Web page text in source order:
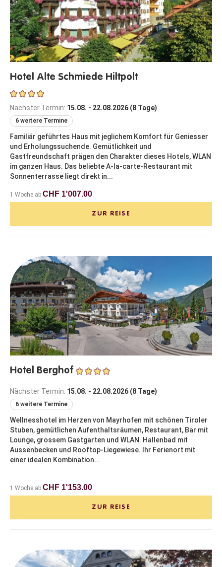
Hotel Alte Schmiede Hiltpolt
Nächster Termin: 15.08. - 22.08.2026 (8 Tage)
6 weitere Termine
Familiär geführtes Haus mit jeglichem Komfort für Geniesser
und Erholungssuchende. Gemütlichkeit und
Gastfreundschaft prägen den Charakter dieses Hotels, WLAN
im ganzen Haus. Das beliebte A-la-carte-Restaurant mit
Sonnenterrasse liegt direkt in...
1 Woche ab CHF 1'007.00
ZUR REISE
Hotel Berghof
Nächster Termin: 15.08. - 22.08.2026 (8 Tage)
6 weitere Termine
Wellnesshotel im Herzen von Mayrhofen mit schönen Tiroler
Stuben, gemütlichen Aufenthaltsräumen, Restaurant, Bar mit
Lounge, grossem Gastgarten und WLAN. Hallenbad mit
Aussenbecken und Rooftop-Liegewiese. Ihr Ferienort mit
einer idealen Kombination...
1 Woche ab CHF 1'153.00
ZUR REISE